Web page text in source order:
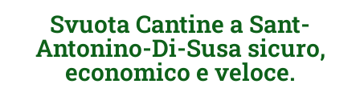
Svuota Cantine a Sant-
Antonino-Di-Susa sicuro,
economico e veloce.